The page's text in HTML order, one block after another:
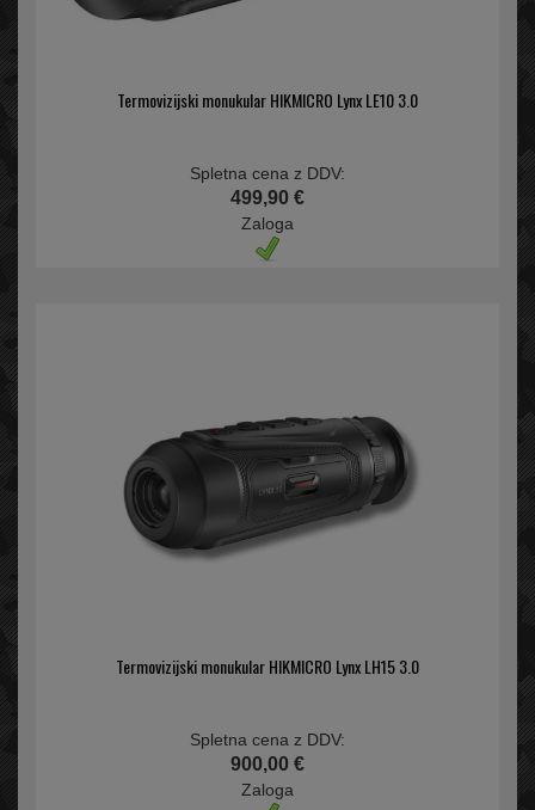
Termovizijski monukular HIKMICRO Lynx LE10 3.0
Spletna cena z DDV:
499,90 €
Zaloga
Termovizijski monukular HIKMICRO Lynx LH15 3.0
Spletna cena z DDV:
900,00 €
Zaloga